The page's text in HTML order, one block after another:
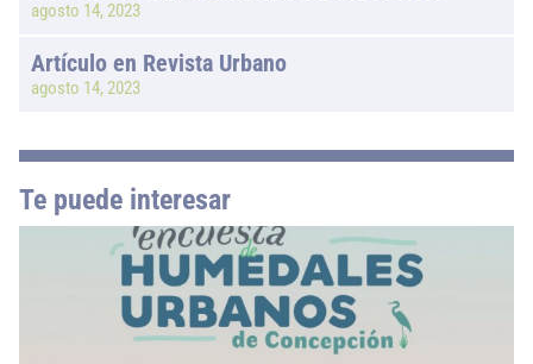
agosto 14, 2023
Artículo en Revista Urbano
agosto 14, 2023
Te puede interesar